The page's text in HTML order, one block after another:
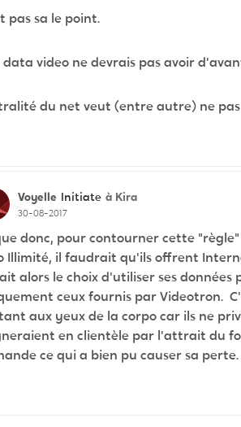
pas sa le point.
data video ne devrais pas avoir
du net veut (entre autre) ne
Voyelle Initiate à Kira
30-08-2017
donc, pour contourner cette
Illimité, il faudrait qu'ils offrent
alors le choix d'utiliser ses données
ceux fournis par Videotron.
aux yeux de la corpo car ils ne
en clientèle par l'attrait du
ce qui a bien pu causer sa perte.